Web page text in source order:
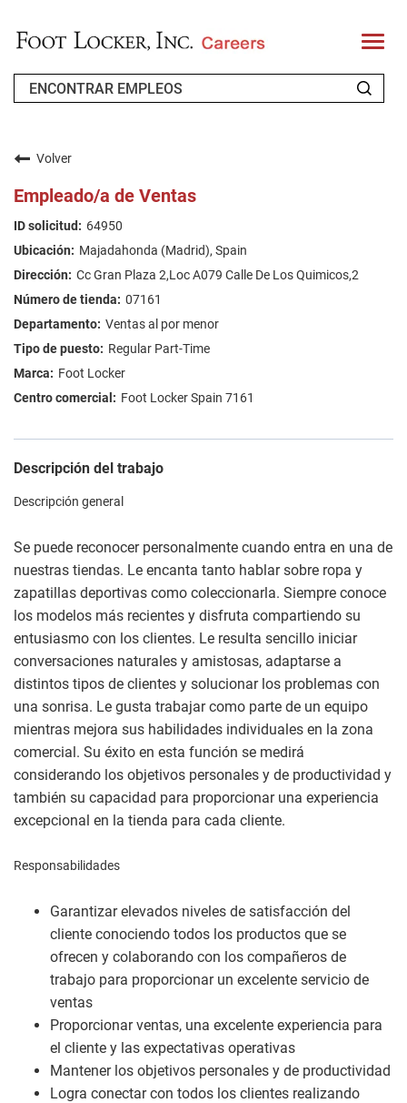
T
o
l
FAQ'S
BUSCAR EMPLEOS
Volver
Empleado/a de Ventas
64950
Majadahonda (Madrid), Spain
Cc Gran Plaza 2,Loc A079 Calle De Los Quimicos,2
07161
Ventas al por menor
Regular Part-Time
Foot Locker
Foot Locker Spain 7161
Descripción del trabajo
Descripción general
Se puede reconocer personalmente cuando entra en una de
nuestras tiendas. Le encanta tanto hablar sobre ropa y
zapatillas deportivas como coleccionarla. Siempre conoce
los modelos más recientes y disfruta compartiendo su
entusiasmo con los clientes. Le resulta sencillo iniciar
conversaciones naturales y amistosas, adaptarse a
distintos tipos de clientes y solucionar los problemas con
una sonrisa. Le gusta trabajar como parte de un equipo
mientras mejora sus habilidades individuales en la zona
comercial. Su éxito en esta función se medirá
considerando los objetivos personales y de productividad y
también su capacidad para proporcionar una experiencia
excepcional en la tienda para cada cliente.
Responsabilidades
Garantizar elevados niveles de satisfacción del
cliente conociendo todos los productos que se
ofrecen y colaborando con los compañeros de
trabajo para proporcionar un excelente servicio de
ventas
Proporcionar ventas, una excelente experiencia para
el cliente y las expectativas operativas
Mantener los objetivos personales y de productividad
Logra conectar con todos los clientes realizando